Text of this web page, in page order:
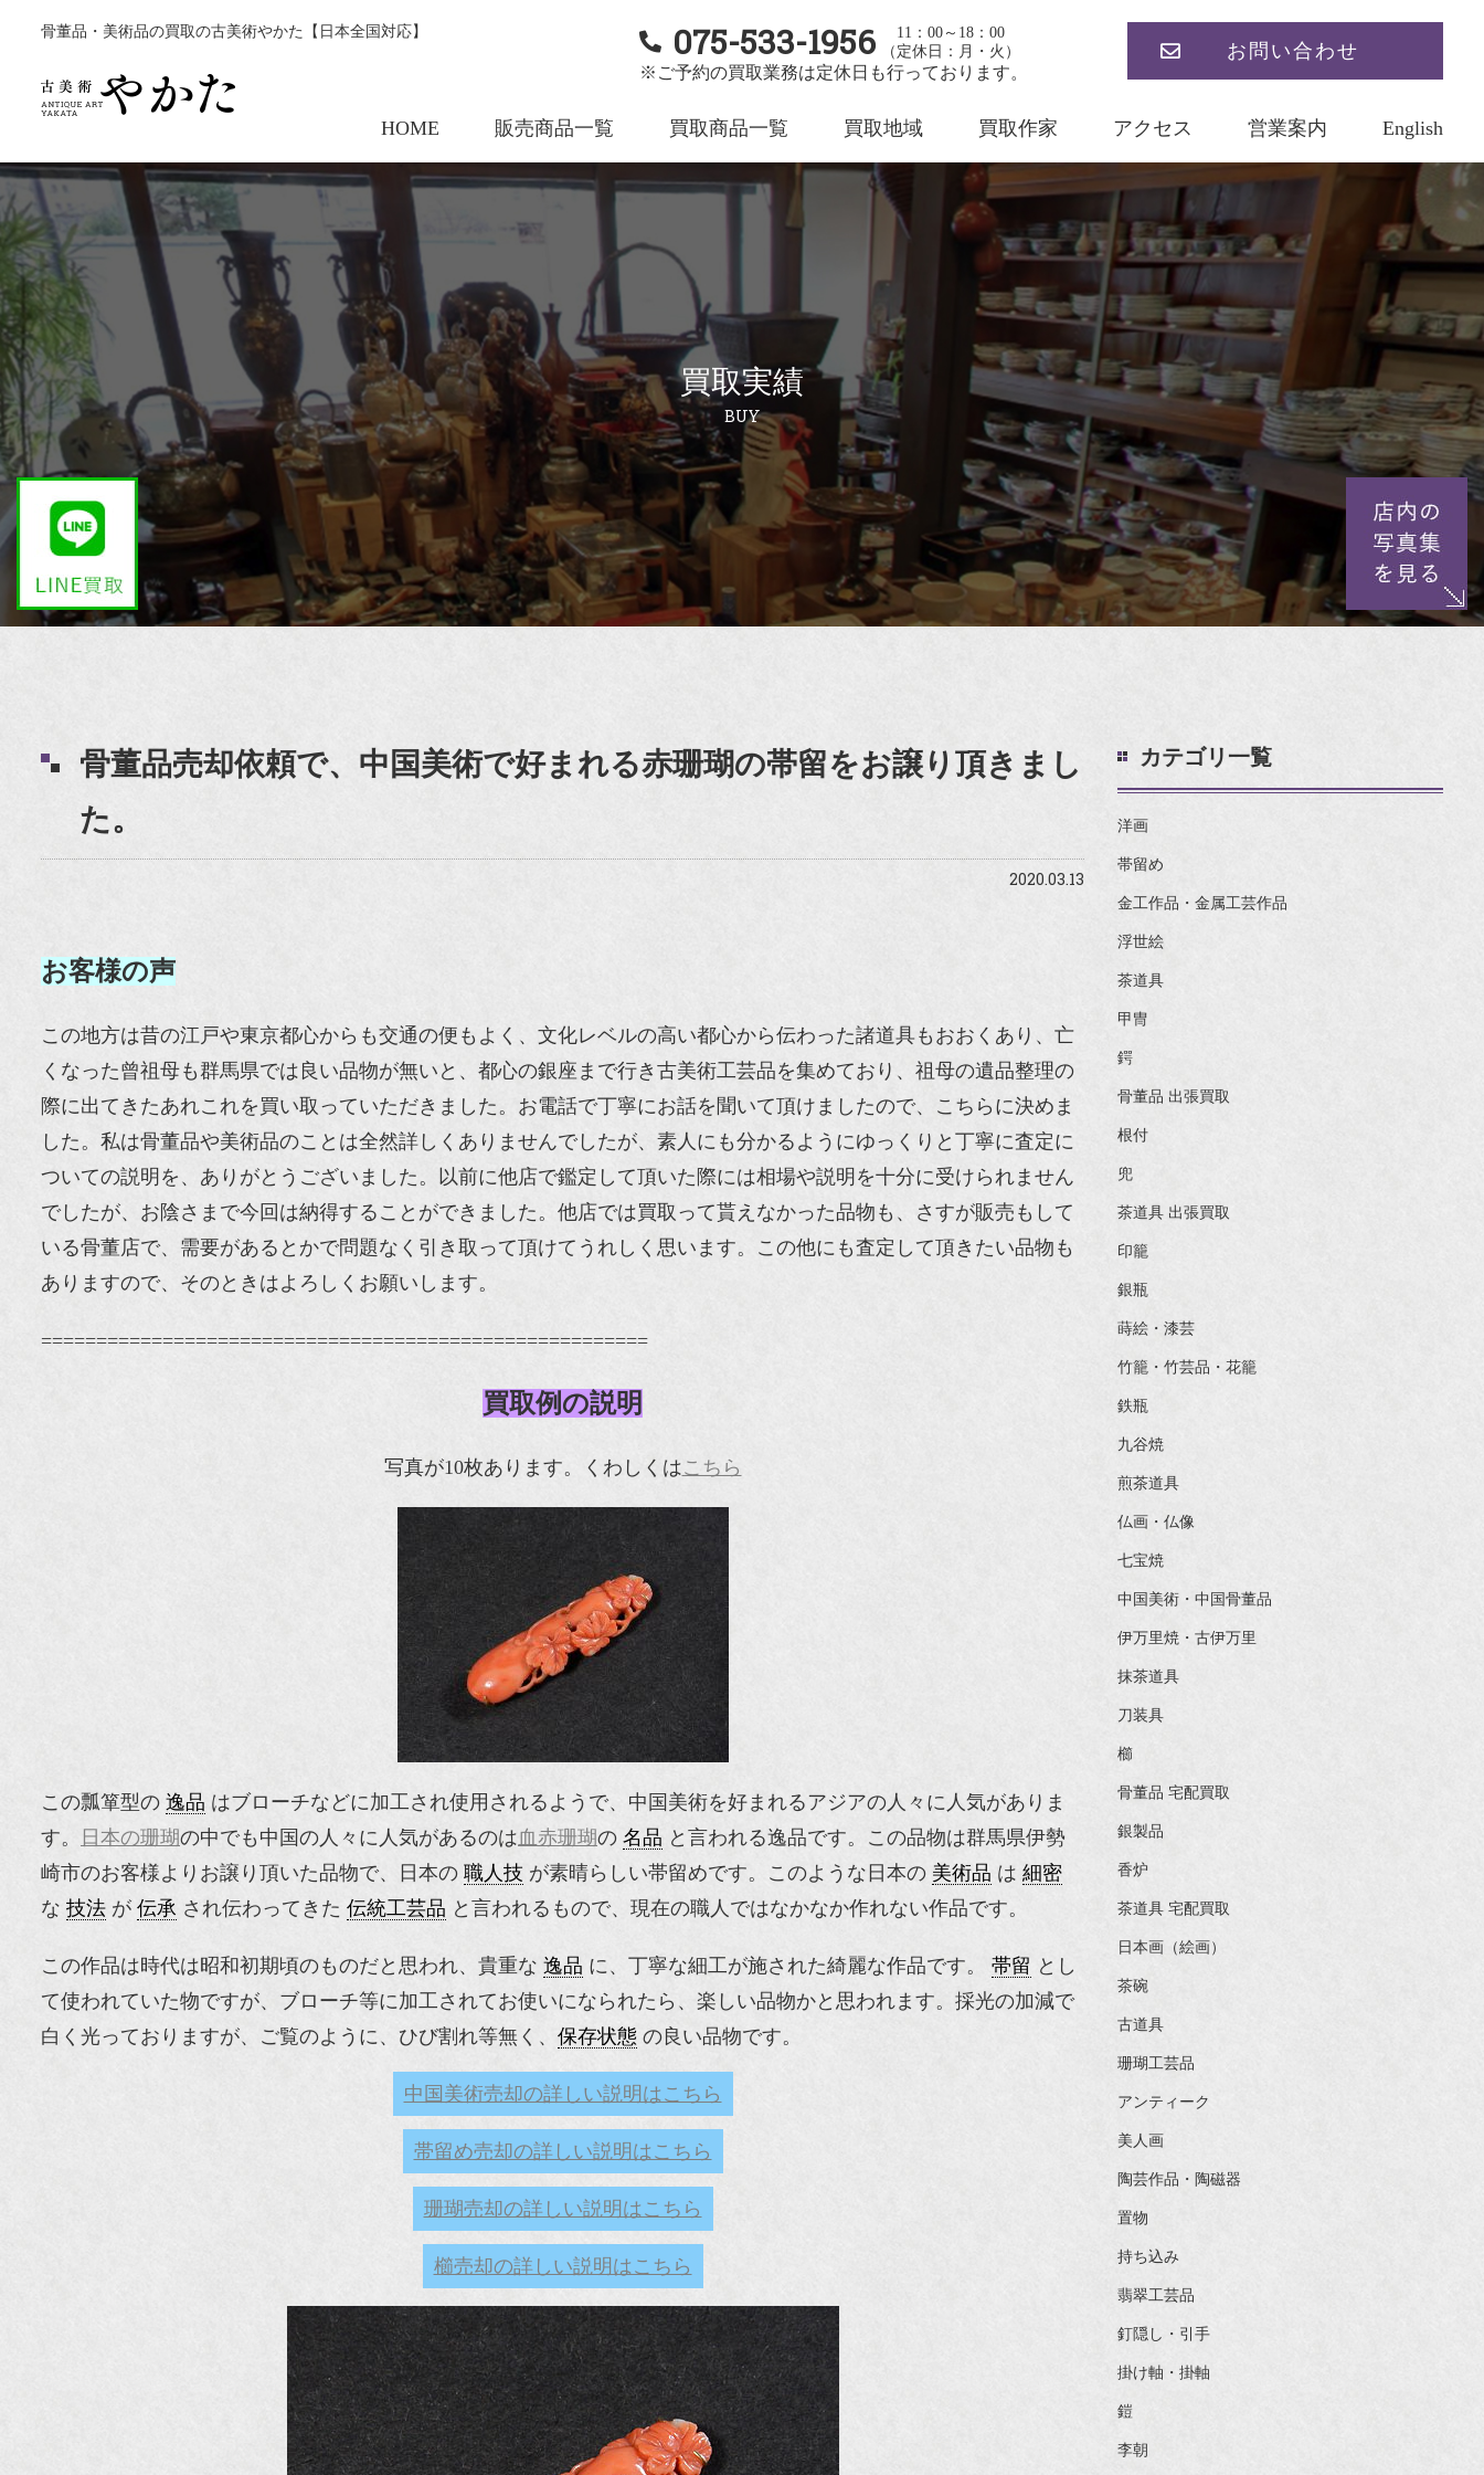
骨董品・美術品の買取の古美術やかた【日本全国対応】 075-533-1956
11：00～18：00
（定休日：月・火）
※ご予約の買取業務は定休日も行っております。
お問い合わせ
HOME 販売商品一覧 買取商品一覧 買取地域 買取作家 アクセス 営業案内 English
買取実績
BUY
骨董品売却依頼で、中国美術で好まれる赤珊瑚の帯留をお譲り頂きまし
た。
2020.03.13
お客様の声
この地方は昔の江戸や東京都心からも交通の便もよく、文化レベルの高い都心から伝わった諸道具もおおくあり、亡
くなった曾祖母も群馬県では良い品物が無いと、都心の銀座まで行き古美術工芸品を集めており、祖母の遺品整理の
際に出てきたあれこれを買い取っていただきました。お電話で丁寧にお話を聞いて頂けましたので、こちらに決めま
した。私は骨董品や美術品のことは全然詳しくありませんでしたが、素人にも分かるようにゆっくりと丁寧に査定に
ついての説明を、ありがとうございました。以前に他店で鑑定して頂いた際には相場や説明を十分に受けられません
でしたが、お陰さまで今回は納得することができました。他店では買取って貰えなかった品物も、さすが販売もして
いる骨董店で、需要があるとかで問題なく引き取って頂けてうれしく思います。この他にも査定して頂きたい品物も
ありますので、そのときはよろしくお願いします。
=======================================================
買取例の説明
写真が10枚あります。くわしくはこちら
この瓢箪型の 逸品 はブローチなどに加工され使用されるようで、中国美術を好まれるアジアの人々に人気がありま
す。
日本の珊瑚の中でも中国の人々に人気があるのは血赤珊瑚の 名品 と言われる逸品です。この品物は群馬県伊勢
崎市のお客様よりお譲り頂いた品物で、日本の 職人技 が素晴らしい帯留めです。このような日本の 美術品 は 細密
な 技法 が 伝承 され伝わってきた 伝統工芸品 と言われるもので、現在の職人ではなかなか作れない作品です。
この作品は時代は昭和初期頃のものだと思われ、貴重な 逸品 に、丁寧な細工が施された綺麗な作品です。 帯留 とし
て使われていた物ですが、ブローチ等に加工されてお使いになられたら、楽しい品物かと思われます。採光の加減で
白く光っておりますが、ご覧のように、ひび割れ等無く、 保存状態 の良い品物です。
中国美術売却の詳しい説明はこちら
帯留め売却の詳しい説明はこちら
珊瑚売却の詳しい説明はこちら
櫛売却の詳しい説明はこちら
カテゴリ一覧
洋画
帯留め
金工作品・金属工芸作品
浮世絵
茶道具
甲冑
鍔
骨董品 出張買取
根付
兜
茶道具 出張買取
印籠
銀瓶
蒔絵・漆芸
竹籠・竹芸品・花籠
鉄瓶
九谷焼
煎茶道具
仏画・仏像
七宝焼
中国美術・中国骨董品
伊万里焼・古伊万里
抹茶道具
刀装具
櫛
骨董品 宅配買取
銀製品
香炉
茶道具 宅配買取
日本画（絵画）
茶碗
古道具
珊瑚工芸品
アンティーク
美人画
陶芸作品・陶磁器
置物
持ち込み
翡翠工芸品
釘隠し・引手
掛け軸・掛軸
鎧
李朝